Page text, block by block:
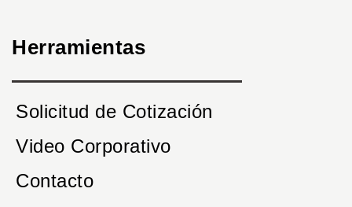
Herramientas
Solicitud de Cotización
Video Corporativo
Contacto